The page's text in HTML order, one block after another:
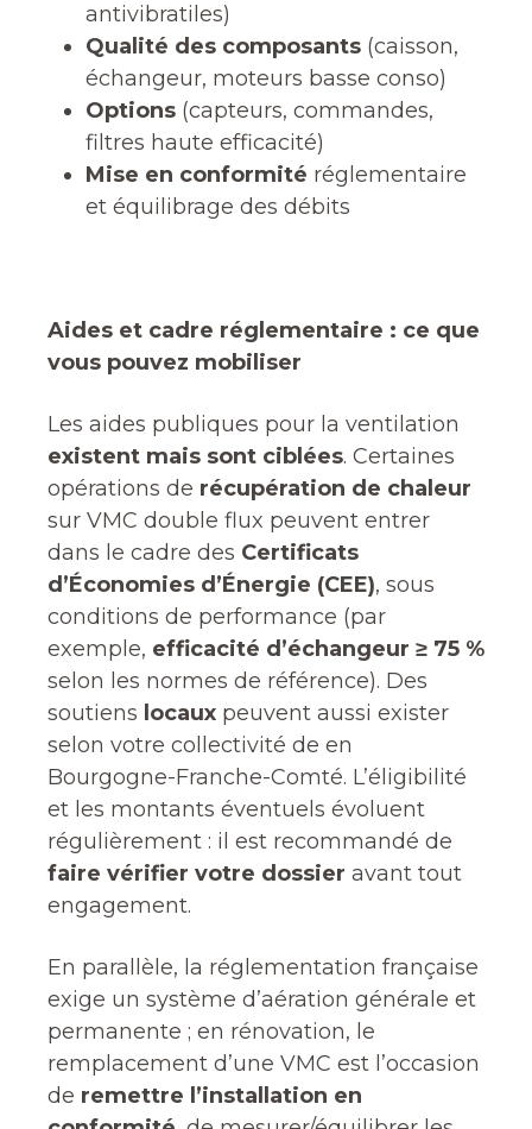
antivibratiles)
Qualité des composants (caisson,
échangeur, moteurs basse conso)
Options (capteurs, commandes,
filtres haute efficacité)
Mise en conformité réglementaire
et équilibrage des débits
Aides et cadre réglementaire : ce que
vous pouvez mobiliser
Les aides publiques pour la ventilation
existent mais sont ciblées. Certaines
opérations de récupération de chaleur
sur VMC double flux peuvent entrer
dans le cadre des Certificats
d’Économies d’Énergie (CEE), sous
conditions de performance (par
exemple, efficacité d’échangeur ≥ 75 %
selon les normes de référence). Des
soutiens locaux peuvent aussi exister
selon votre collectivité de en
Bourgogne-Franche-Comté. L’éligibilité
et les montants éventuels évoluent
régulièrement : il est recommandé de
faire vérifier votre dossier avant tout
engagement.
En parallèle, la réglementation française
exige un système d’aération générale et
permanente ; en rénovation, le
remplacement d’une VMC est l’occasion
de remettre l’installation en